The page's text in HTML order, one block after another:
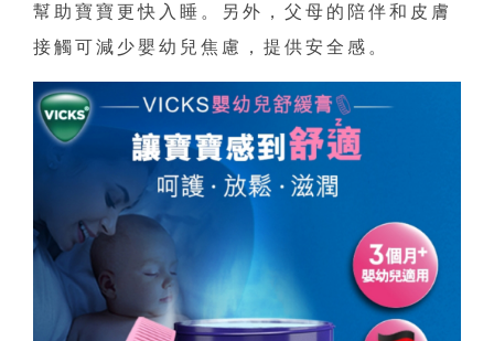
幫助寶寶更快入睡。另外，父母的陪伴和皮膚
接觸可減少嬰幼兒焦慮，提供安全感。